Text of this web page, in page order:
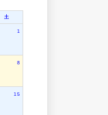
土
1
8
15